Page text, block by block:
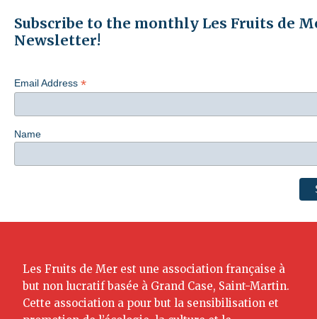
Subscribe to the monthly Les Fruits de
Newsletter!
Email Address *
Name
Les Fruits de Mer est une association française à
but non lucratif basée à Grand Case, Saint-Martin.
Cette association a pour but la sensibilisation et